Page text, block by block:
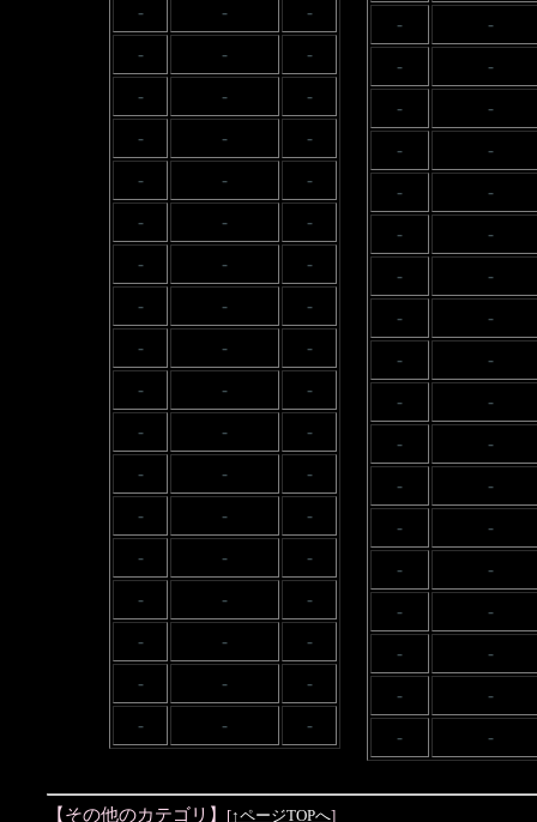
- - -
- - -
- - -
- - -
- - -
- - -
- - -
- - -
- - -
- - -
- - -
- - -
- - -
- - -
- - -
- - -
- - -
- - -
- -
- -
- -
- -
- -
- -
- -
- -
- -
- -
- -
- -
- -
- -
- -
- -
- -
- -
【その他のカテゴリ】 [↑ページTOPへ]